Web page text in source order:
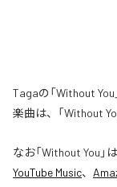
Tagaの「Without
楽曲は、「Without
なお「Without You 」
YouTube Music、